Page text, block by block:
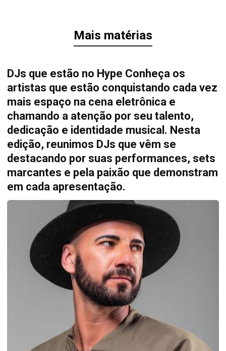
Mais matérias
DJs que estão no Hype Conheça os
artistas que estão conquistando cada vez
mais espaço na cena eletrônica e
chamando a atenção por seu talento,
dedicação e identidade musical. Nesta
edição, reunimos DJs que vêm se
destacando por suas performances, sets
marcantes e pela paixão que demonstram
em cada apresentação.